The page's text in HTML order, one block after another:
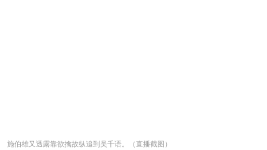
施伯雄又透露靠欲擒故纵追到吴千语。（直播截图）